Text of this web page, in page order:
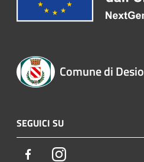
Comune di Desio
SEGUICI SU
FacebookInstagram